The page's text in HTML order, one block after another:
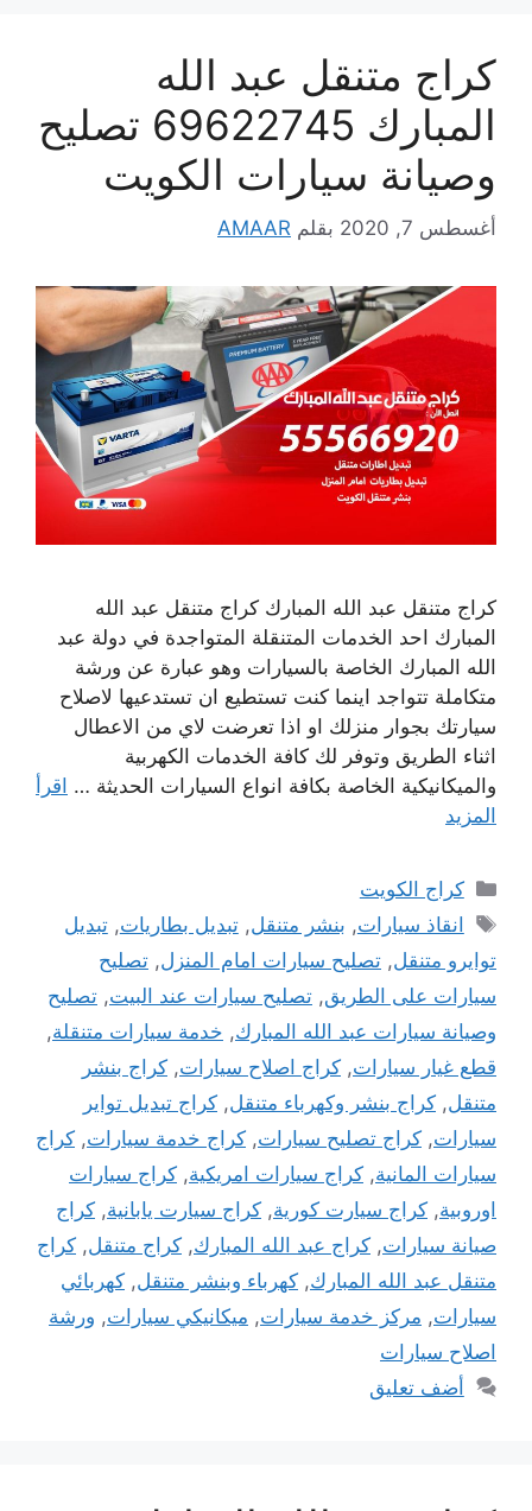
كراج متنقل عبد الله
المبارك 69622745 تصليح
وصيانة سيارات الكويت
أغسطس 7, 2020 بقلم AMAAR
كراج متنقل عبد الله المبارك كراج متنقل عبد الله
المبارك احد الخدمات المتنقلة المتواجدة في دولة عبد
الله المبارك الخاصة بالسيارات وهو عبارة عن ورشة
متكاملة تتواجد اينما كنت تستطيع ان تستدعيها لاصلاح
سيارتك بجوار منزلك او اذا تعرضت لاي من الاعطال
اثناء الطريق وتوفر لك كافة الخدمات الكهربية
والميكانيكية الخاصة بكافة انواع السيارات الحديثة … اقرأ
المزيد
التصنيفات
كراج الكويت
الوسوم
انقاذ سيارات, بنشر متنقل,تبديل بطاريات,تبديل
توايرو متنقل, تصليح سيارات امام المنزل, تصليح
سيارات على الطريق, تصليح سيارات عند البيت, تصليح
وصيانة سيارات عبد الله المبارك, خدمة سيارات متنقلة,
قطع غيار سيارات, كراج اصلاح سيارات, كراج بنشر
متنقل, كراج بنشر وكهرباء متنقل, كراج تبديل تواير
سيارات, كراج تصليح سيارات, كراج خدمة سيارات, كراج
سيارات المانية, كراج سيارات امريكية, كراج سيارات
اوروبية, كراج سيارت كورية, كراج سيارت يابانية, كراج
صيانة سيارات, كراج عبد الله المبارك, كراج متنقل, كراج
متنقل عبد الله المبارك, كهرباء وبنشر متنقل, كهربائي
سيارات, مركز خدمة سيارات, ميكانيكي سيارات, ورشة
اصلاح سيارات
أضف تعليق